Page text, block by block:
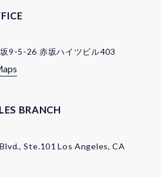
9-5-26 赤坂ハイツビル403
BRANCH
Ste.101 Los Angeles, CA